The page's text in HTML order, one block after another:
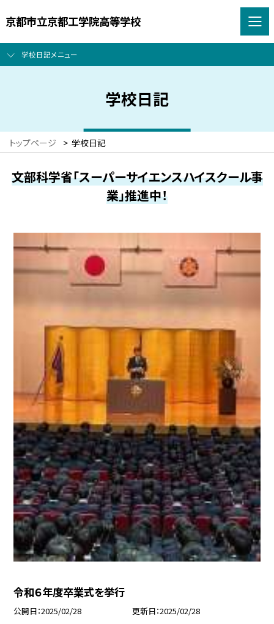
京都市立京都工学院高等学校
学校日記メニュー
学校日記
トップページ > 学校日記
文部科学省「スーパーサイエンスハイスクール事
業」推進中！
令和６年度卒業式を挙行
公開日 2025/02/28 更新日 2025/02/28